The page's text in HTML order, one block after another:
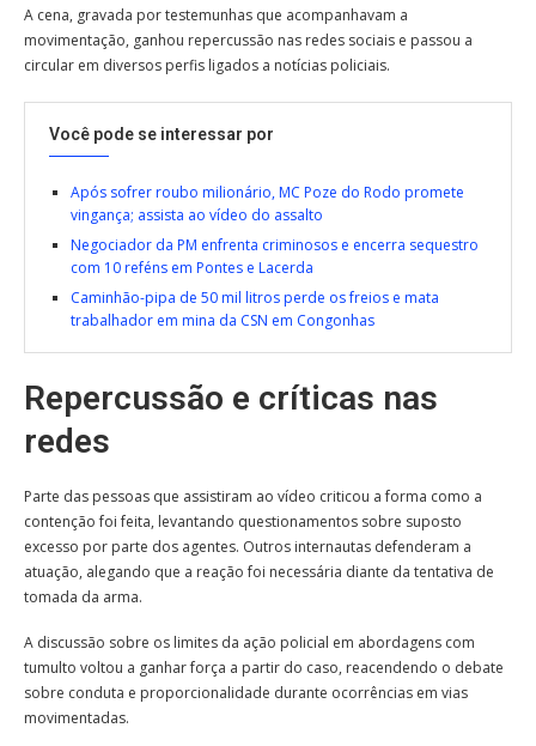
A cena, gravada por testemunhas que acompanhavam a
movimentação, ganhou repercussão nas redes sociais e passou a
circular em diversos perfis ligados a notícias policiais.
Você pode se interessar por
Após sofrer roubo milionário, MC Poze do Rodo promete
vingança; assista ao vídeo do assalto
Negociador da PM enfrenta criminosos e encerra sequestro
com 10 reféns em Pontes e Lacerda
Caminhão-pipa de 50 mil litros perde os freios e mata
trabalhador em mina da CSN em Congonhas
Repercussão e críticas nas
redes
Parte das pessoas que assistiram ao vídeo criticou a forma como a
contenção foi feita, levantando questionamentos sobre suposto
excesso por parte dos agentes. Outros internautas defenderam a
atuação, alegando que a reação foi necessária diante da tentativa de
tomada da arma.
A discussão sobre os limites da ação policial em abordagens com
tumulto voltou a ganhar força a partir do caso, reacendendo o debate
sobre conduta e proporcionalidade durante ocorrências em vias
movimentadas.